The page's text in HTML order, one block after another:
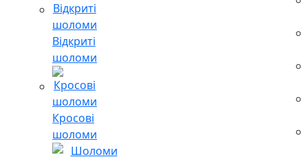
Відкриті
шоломи
Кросові
шоломи